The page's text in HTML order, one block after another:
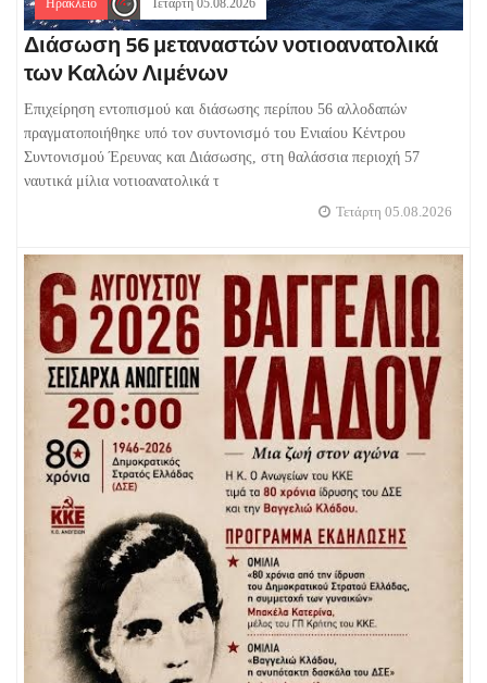
Ηράκλειο Τετάρτη 05.08.2026
Διάσωση 56 μεταναστών νοτιοανατολικά
των Καλών Λιμένων
Επιχείρηση εντοπισμού και διάσωσης περίπου 56 αλλοδαπών
πραγματοποιήθηκε υπό τον συντονισμό του Ενιαίου Κέντρου
Συντονισμού Έρευνας και Διάσωσης, στη θαλάσσια περιοχή 57
ναυτικά μίλια νοτιοανατολικά τ
Τετάρτη 05.08.2026